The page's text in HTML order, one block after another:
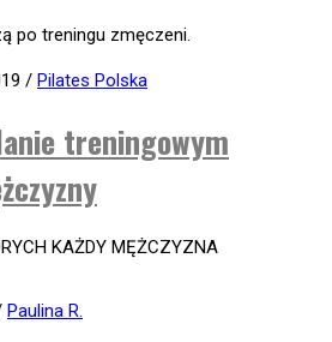
po treningu zmęczeni.
/ Pilates Polska
treningowym
KAŻDY MĘŻCZYZNA
Paulina R.